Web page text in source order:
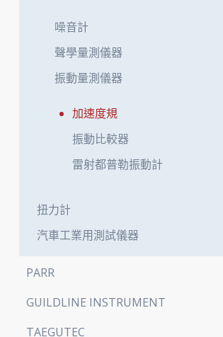
噪音計
聲學量測儀器
振動量測儀器
加速度規
振動比較器
雷射都普勒振動計
扭力計
汽車工業用測試儀器
PARR
GUILDLINE INSTRUMENT
TAEGUTEC